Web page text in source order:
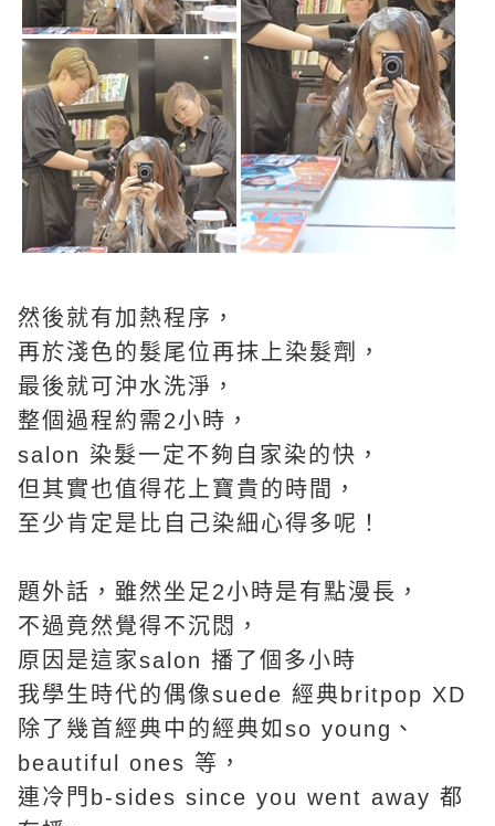
然後就有加熱程序，
再於淺色的髮尾位再抹上染髮劑，
最後就可沖水洗淨，
整個過程約需2小時，
salon 染髮一定不夠自家染的快，
但其實也值得花上寶貴的時間，
至少肯定是比自己染細心得多呢！
題外話，雖然坐足2小時是有點漫長，
不過竟然覺得不沉悶，
原因是這家salon 播了個多小時
我學生時代的偶像suede 經典britpop XD
除了幾首經典中的經典如so young、
beautiful ones 等，
連冷門b-sides since you went away 都